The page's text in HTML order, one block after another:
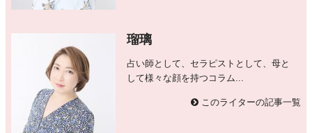
瑠璃
占い師として、セラピストとして、母と
して様々な顔を持つコラム...
このライターの記事一覧